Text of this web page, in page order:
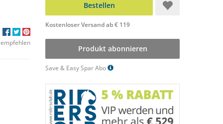
Bestellen
Kostenloser Versand ab € 119
Produkt abonnieren
Save & Easy Spar Abo